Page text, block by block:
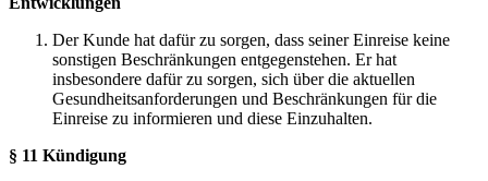
Der Kunde hat dafür zu sorgen, dass seiner Einreise keine
sonstigen Beschränkungen entgegenstehen. Er hat
insbesondere dafür zu sorgen, sich über die aktuellen
Gesundheitsanforderungen und Beschränkungen für die
Einreise zu informieren und diese Einzuhalten.
§ 11 Kündigung